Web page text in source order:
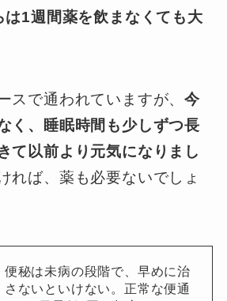
1週間薬を飲まなくても大
スで通われていますが、今
く、睡眠時間も少しずつ長
て以前より元気になりまし
れば、薬も必要ないでしょ
便秘は未病の段階で、早めに治
さないといけない。正常な便通